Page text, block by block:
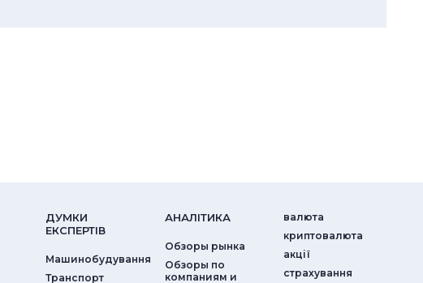
ДУМКИ
ЕКСПЕРТIВ
Машинобудування
Транспорт
АНАЛIТИКА
Обзоры рынка
Обзоры по
компаниям и
валюта
криптовалюта
акції
страхування